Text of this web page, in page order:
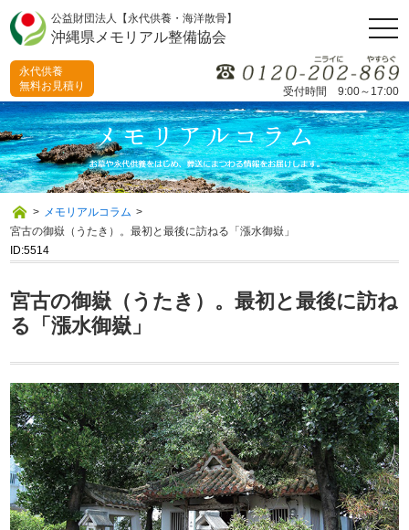
公益財団法人【永代供養・海洋散骨】
沖縄県メモリアル整備協会
受付時間 9:00～17:00
永代供養
無料お見積り
> メモリアルコラム >
宮古の御嶽（うたき）。最初と最後に訪ねる「漲水御嶽」
ID:5514
宮古の御嶽（うたき）。最初と最後に訪ね
る「漲水御嶽」